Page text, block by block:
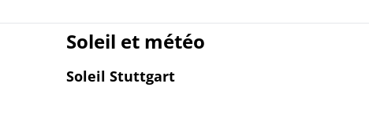
Soleil et météo
Soleil Stuttgart